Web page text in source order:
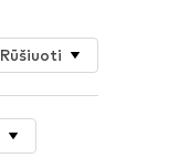
Rūšiuoti